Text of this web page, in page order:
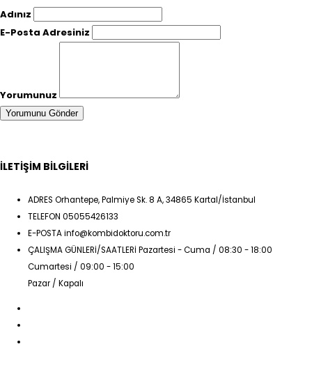
Adınız
E-Posta Adresiniz
Yorumunuz
İLETİŞİM BİLGİLERİ
ADRES Orhantepe, Palmiye Sk. 8 A, 34865 Kartal/İstanbul
TELEFON 05055426133
E-POSTAinfo@kombidoktoru.com.tr
ÇALIŞMA GÜNLERİ/SAATLERİ Pazartesi - Cuma / 08:30 - 18:00
Cumartesi / 09:00 - 15:00
Pazar / Kapalı